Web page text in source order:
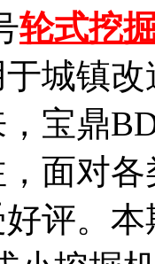
轮式挖
城镇
宝鼎
面对
评。